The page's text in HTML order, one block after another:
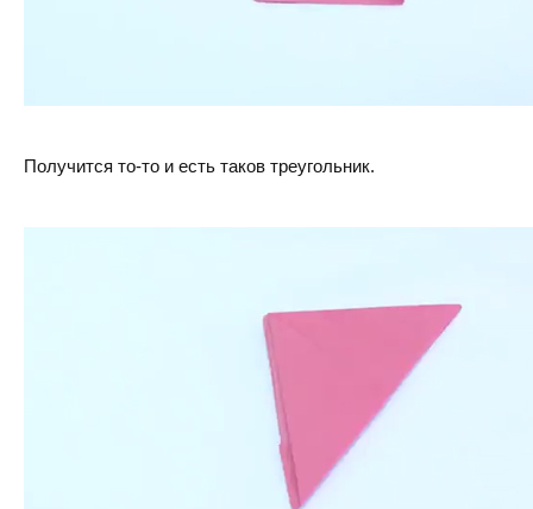
Получится то-то и есть таков треугольник.